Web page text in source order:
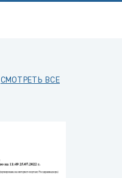
СМОТРЕТЬ ВСЕ